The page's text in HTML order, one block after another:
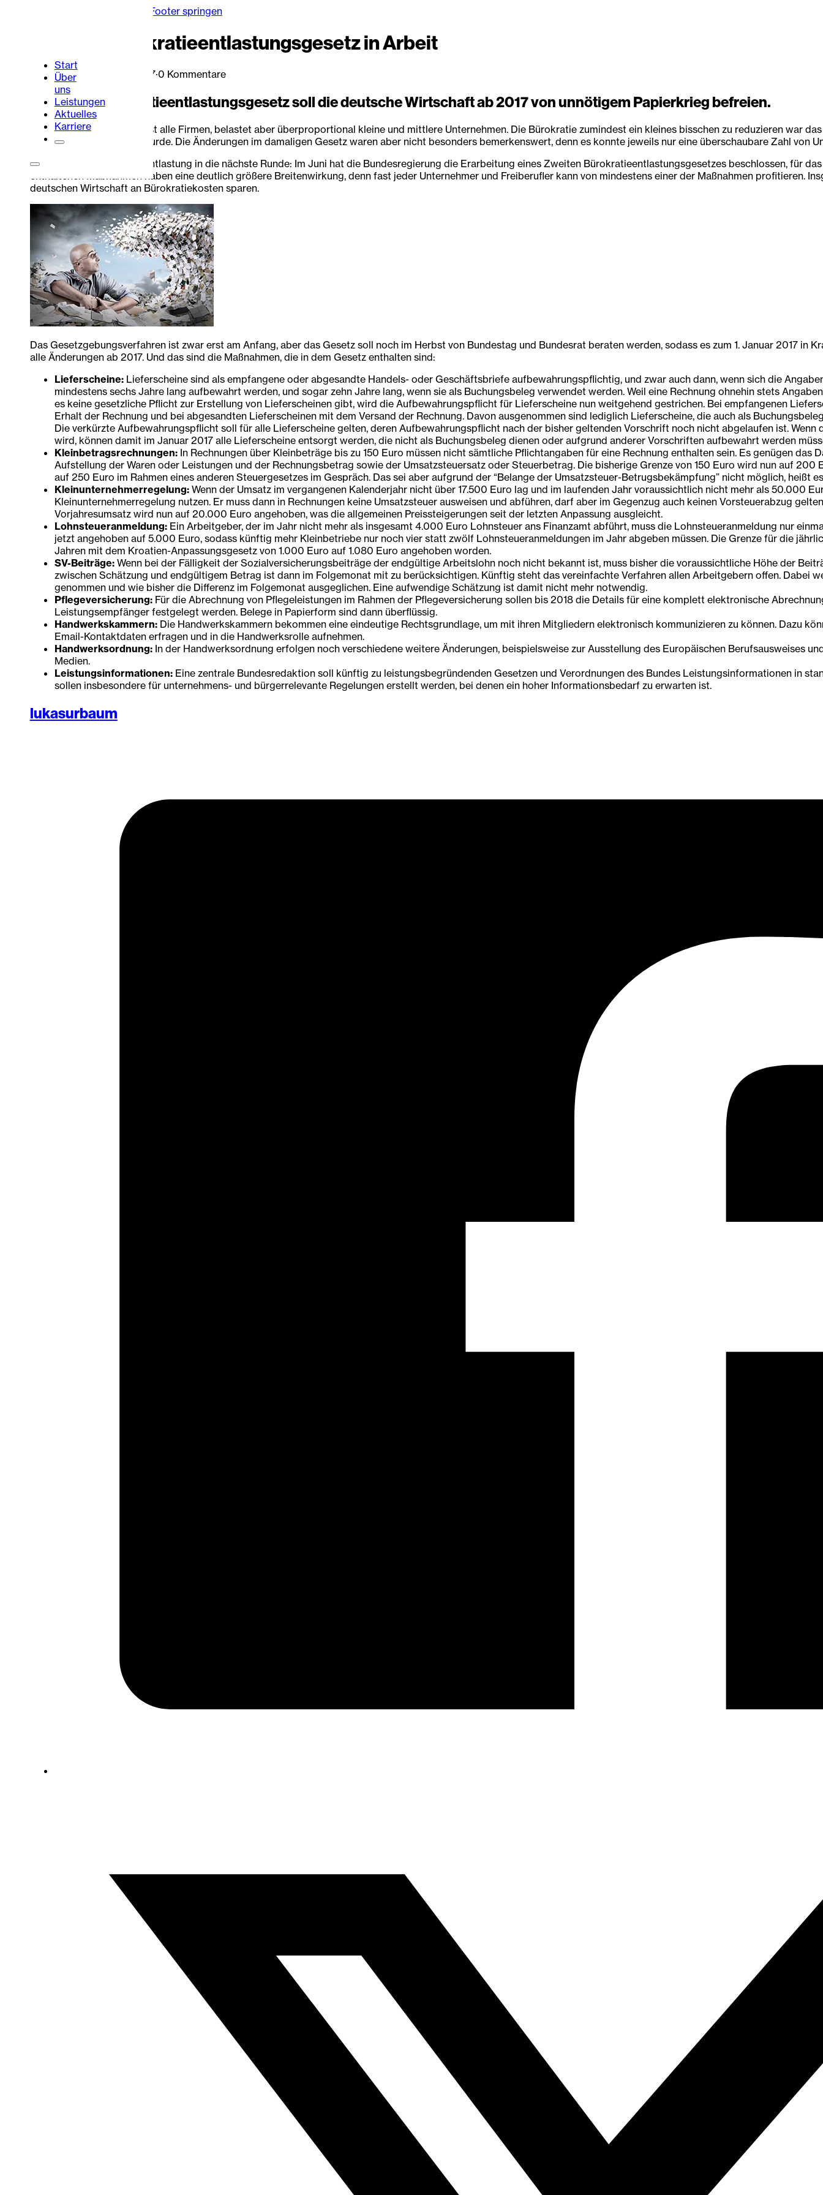
Zum Footer springen
Start
Über
uns
Leistungen
Aktuelles
Karriere
Zweites Bürokratieentlastungsgesetz in Arbeit
Lukas Urbaum 24. Juli 2017·0 Kommentare
Ein neues Bürokratieentlastungsgesetz soll die deutsche Wirtschaft ab 2017 von unnötigem Papierkrieg befreien.
Unnötige Bürokratie bremst alle Firmen, belastet aber überproportional kleine und mittlere Unternehmen. Die Bürokratie zumindest ein kleines bisschen zu reduzieren war
einem Jahr beschlossen wurde. Die Änderungen im damaligen Gesetz waren aber nicht besonders bemerkenswert, denn es konnte jeweils nur eine überschaubare Zahl von
Jetzt geht die Bürokratieentlastung in die nächste Runde: Im Juni hat die Bundesregierung die Erarbeitung eines Zweiten Bürokratieentlastungsgesetzes beschlossen, für
enthaltenen Maßnahmen haben eine deutlich größere Breitenwirkung, denn fast jeder Unternehmer und Freiberufler kann von mindestens einer der Maßnahmen profitieren.
deutschen Wirtschaft an Bürokratiekosten sparen.
Das Gesetzgebungsverfahren ist zwar erst am Anfang, aber das Gesetz soll noch im Herbst von Bundestag und Bundesrat beraten werden, sodass es zum 1. Januar 2017 in
alle Änderungen ab 2017. Und das sind die Maßnahmen, die in dem Gesetz enthalten sind:
Lieferscheine:Lieferscheine sind als empfangene oder abgesandte Handels- oder Geschäftsbriefe aufbewahrungspflichtig, und zwar auch dann, wenn sich die
mindestens sechs Jahre lang aufbewahrt werden, und sogar zehn Jahre lang, wenn sie als Buchungsbeleg verwendet werden. Weil eine Rechnung ohnehin stets
es keine gesetzliche Pflicht zur Erstellung von Lieferscheinen gibt, wird die Aufbewahrungspflicht für Lieferscheine nun weitgehend gestrichen. Bei empfangenen
Erhalt der Rechnung und bei abgesandten Lieferscheinen mit dem Versand der Rechnung. Davon ausgenommen sind lediglich Lieferscheine, die auch als
Die verkürzte Aufbewahrungspflicht soll für alle Lieferscheine gelten, deren Aufbewahrungspflicht nach der bisher geltenden Vorschrift noch nicht abgelaufen ist.
wird, können damit im Januar 2017 alle Lieferscheine entsorgt werden, die nicht als Buchungsbeleg dienen oder aufgrund anderer Vorschriften aufbewahrt werden
Kleinbetragsrechnungen:In Rechnungen über Kleinbeträge bis zu 150 Euro müssen nicht sämtliche Pflichtangaben für eine Rechnung enthalten sein. Es genügen das
Aufstellung der Waren oder Leistungen und der Rechnungsbetrag sowie der Umsatzsteuersatz oder Steuerbetrag. Die bisherige Grenze von 150 Euro wird nun auf 200
auf 250 Euro im Rahmen eines anderen Steuergesetzes im Gespräch. Das sei aber aufgrund der “Belange der Umsatzsteuer-Betrugsbekämpfung” nicht möglich, heißt
Kleinunternehmerregelung:Wenn der Umsatz im vergangenen Kalenderjahr nicht über 17.500 Euro lag und im laufenden Jahr voraussichtlich nicht mehr als 50.000
Kleinunternehmerregelung nutzen. Er muss dann in Rechnungen keine Umsatzsteuer ausweisen und abführen, darf aber im Gegenzug auch keinen Vorsteuerabzug
Vorjahresumsatz wird nun auf 20.000 Euro angehoben, was die allgemeinen Preissteigerungen seit der letzten Anpassung ausgleicht.
Lohnsteueranmeldung:Ein Arbeitgeber, der im Jahr nicht mehr als insgesamt 4.000 Euro Lohnsteuer ans Finanzamt abführt, muss die Lohnsteueranmeldung nur
jetzt angehoben auf 5.000 Euro, sodass künftig mehr Kleinbetriebe nur noch vier statt zwölf Lohnsteueranmeldungen im Jahr abgeben müssen. Die Grenze für die
Jahren mit dem Kroatien-Anpassungsgesetz von 1.000 Euro auf 1.080 Euro angehoben worden.
SV-Beiträge:Wenn bei der Fälligkeit der Sozialversicherungsbeiträge der endgültige Arbeitslohn noch nicht bekannt ist, muss bisher die voraussichtliche Höhe der
zwischen Schätzung und endgültigem Betrag ist dann im Folgemonat mit zu berücksichtigen. Künftig steht das vereinfachte Verfahren allen Arbeitgebern offen. Dabei
genommen und wie bisher die Differenz im Folgemonat ausgeglichen. Eine aufwendige Schätzung ist damit nicht mehr notwendig.
Pflegeversicherung:Für die Abrechnung von Pflegeleistungen im Rahmen der Pflegeversicherung sollen bis 2018 die Details für eine komplett elektronische
Leistungsempfänger festgelegt werden. Belege in Papierform sind dann überflüssig.
Handwerkskammern:Die Handwerkskammern bekommen eine eindeutige Rechtsgrundlage, um mit ihren Mitgliedern elektronisch kommunizieren zu können. Dazu
Email-Kontaktdaten erfragen und in die Handwerksrolle aufnehmen.
Handwerksordnung:In der Handwerksordnung erfolgen noch verschiedene weitere Änderungen, beispielsweise zur Ausstellung des Europäischen Berufsausweises
Medien.
Leistungsinformationen:Eine zentrale Bundesredaktion soll künftig zu leistungsbegründenden Gesetzen und Verordnungen des Bundes Leistungsinformationen in
sollen insbesondere für unternehmens- und bürgerrelevante Regelungen erstellt werden, bei denen ein hoher Informationsbedarf zu erwarten ist.
lukasurbaum